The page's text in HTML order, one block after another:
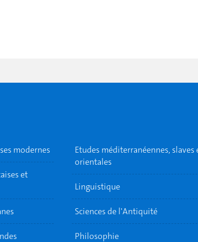
modernes
et
Etudes méditerranéennes, slaves
orientales
Linguistique
Sciences de l'Antiquité
Philosophie